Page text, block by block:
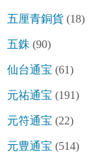
五厘青銅貨 (18)
五銖 (90)
仙台通宝 (61)
元祐通宝 (191)
元符通宝 (22)
元豊通宝 (514)